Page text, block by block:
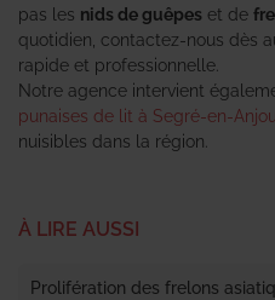
pas les nids de guêpes et de
quotidien, contactez-nous dès
rapide et professionnelle.
Notre agence intervient
punaises de lit à Segré-en-Anjou
nuisibles dans la région.
À LIRE AUSSI
Prolifération des frelons